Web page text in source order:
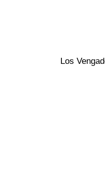
Los